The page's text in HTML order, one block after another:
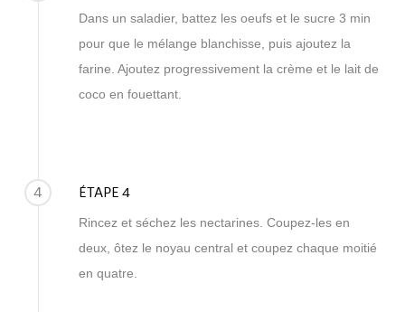
Dans un saladier, battez les oeufs et le sucre 3 min
pour que le mélange blanchisse, puis ajoutez la
farine. Ajoutez progressivement la crème et le lait de
coco en fouettant.
4 ÉTAPE 4
Rincez et séchez les nectarines. Coupez-les en
deux, ôtez le noyau central et coupez chaque moitié
en quatre.